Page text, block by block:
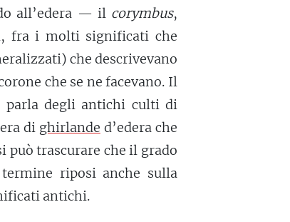
all’edera — il corymbus,
fra i molti significati che
che descrivevano
che se ne facevano. Il
parla degli antichi culti di
di ghirlande d’edera che
può trascurare che il grado
riposi anche sulla
antichi.